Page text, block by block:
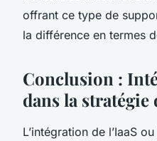
offrant ce type de
la différence en termes
Conclusion :
dans la stratégie
L’intégration de l’IaaS